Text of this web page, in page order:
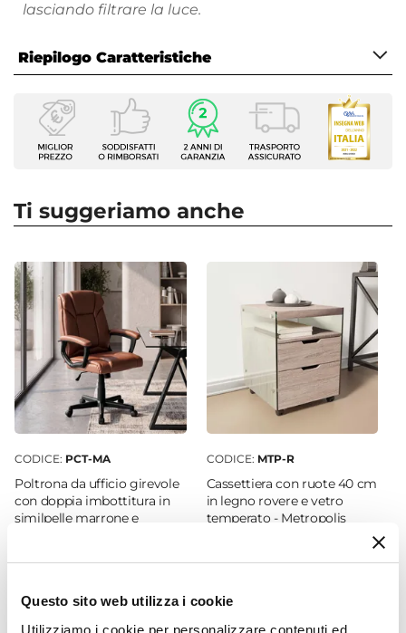
Questo sito web utilizza i cookie
Utilizziamo i cookie per personalizzare contenuti ed
lasciando filtrare la luce.
complementi d'arredo!
Riepilogo Caratteristiche
Caratteristiche
Tipologia
Scrivania
Larghezza
Profondità
90 cm
Altezza
75 cm
Colore Piano
Trasparente
Colore Struttura
Vetro temperato
Materiale Struttura
Spessore Piano
10 mm
Ti suggeriamo anche
CODICE: PCT-MA
Poltrona da ufficio girevole
con doppia imbottitura in
similpelle marrone e
CODICE: MTP-R
Cassettiera con ruote 40 cm
in legno rovere e vetro
temperato - Metropolis